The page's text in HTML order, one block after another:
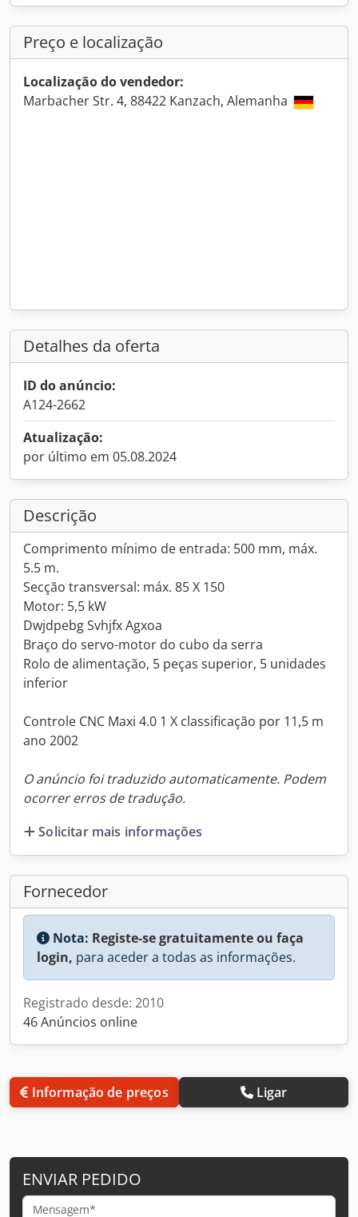
Preço e localização
Localização do vendedor:
Marbacher Str. 4, 88422 Kanzach, Alemanha
Detalhes da oferta
ID do anúncio:
A124-2662
Atualização:
por último em 05.08.2024
Descrição
Comprimento mínimo de entrada: 500 mm, máx.
5.5 m.
Secção transversal: máx. 85 X 150
Motor: 5,5 kW
Dwjdpebg Svhjfx Agxoa
Braço do servo-motor do cubo da serra
Rolo de alimentação, 5 peças superior, 5 unidades
inferior
Controle CNC Maxi 4.0 1 X classificação por 11,5 m
ano 2002
O anúncio foi traduzido automaticamente. Podem
ocorrer erros de tradução.
Solicitar mais informações
Fornecedor
Nota: Registe-se gratuitamente ou faça
login, para aceder a todas as informações.
Registrado desde: 2010
46 Anúncios online
Informação de preços Ligar
ENVIAR PEDIDO
Mensagem*